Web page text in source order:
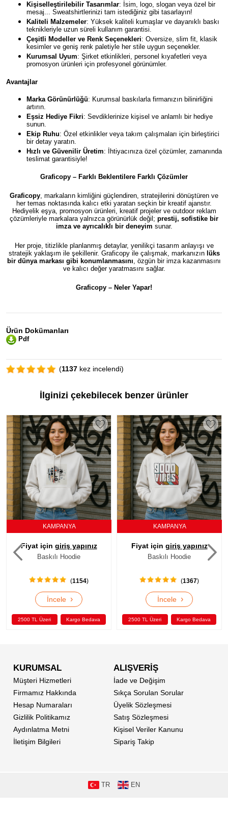
Kişiselleştirilebilir Tasarımlar: İsim, logo, slogan veya özel bir
mesaj... Sweatshirtlerinizi tam istediğiniz gibi tasarlayın!
Kaliteli Malzemeler: Yüksek kaliteli kumaşlar ve dayanıklı baskı
teknikleriyle uzun süreli kullanım garantisi.
Çeşitli Modeller ve Renk Seçenekleri: Oversize, slim fit, klasik
kesimler ve geniş renk paletiyle her stile uygun seçenekler.
Kurumsal Uyum: Şirket etkinlikleri, personel kıyafetleri veya
promosyon ürünleri için profesyonel görünümler.
Avantajlar
Marka Görünürlüğü: Kurumsal baskılarla firmanızın bilinirliğini
artırın.
Eşsiz Hediye Fikri: Sevdiklerinize kişisel ve anlamlı bir hediye
sunun.
Ekip Ruhu: Özel etkinlikler veya takım çalışmaları için birleştirici
bir detay yaratın.
Hızlı ve Güvenilir Üretim: İhtiyacınıza özel çözümler, zamanında
teslimat garantisiyle!
Graficopy – Farklı Beklentilere Farklı Çözümler
Graficopy, markaların kimliğini güçlendiren, stratejilerini dönüştüren ve
her temas noktasında kalıcı etki yaratan seçkin bir kreatif ajanstır.
Hediyelik eşya, promosyon ürünleri, kreatif projeler ve outdoor reklam
çözümleriyle markalara yalnızca görünürlük değil; prestij, sofistike bir
imza ve ayrıcalıklı bir deneyim sunar.
Her proje, titizlikle planlanmış detaylar, yenilikçi tasarım anlayışı ve
stratejik yaklaşım ile şekillenir. Graficopy ile çalışmak, markanızın lüks
bir dünya markası gibi konumlanmasını , özgün bir imza kazanmasını
ve kalıcı değer yaratmasını sağlar.
Graficopy – Neler Yapar!
Ürün Dokümanları
Pdf
(1137 kez incelendi)
İlginizi çekebilecek benzer ürünler
KAMPANYA
Fiyat için giriş yapınız
Baskılı Hoodie
(1154)
İncele ›
2500 TL Üzeri Kargo Bedava
KAMPANYA
Fiyat için giriş yapınız
Baskılı Hoodie
(1367)
İncele ›
2500 TL Üzeri Kargo Bedava
KURUMSAL
Müşteri Hizmetleri
Firmamız Hakkında
Hesap Numaraları
Gizlilik Politikamız
Aydınlatma Metni
İletişim Bilgileri
ALIŞVERİŞ
İade ve Değişim
Sıkça Sorulan Sorular
Üyelik Sözleşmesi
Satış Sözleşmesi
Kişisel Veriler Kanunu
Sipariş Takip
TR EN